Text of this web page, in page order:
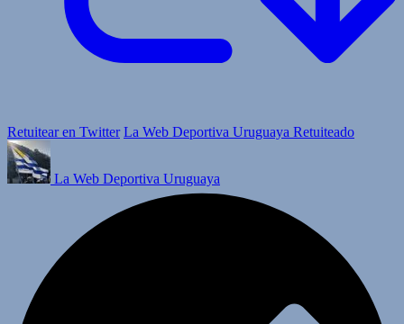
Retuitear en Twitter La Web Deportiva Uruguaya Retuiteado
La Web Deportiva Uruguaya